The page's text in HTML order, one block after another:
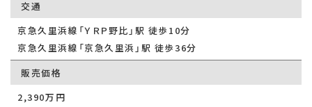
交通
京急久里浜線「ＹＲＰ野比」駅 徒歩10分
京急久里浜線「京急久里浜」駅 徒歩36分
販売価格
2,390万円